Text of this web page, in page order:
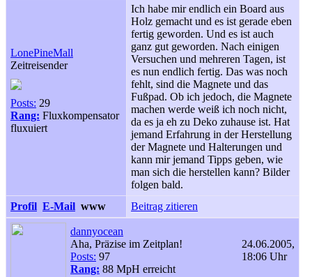
LonePineMall
Zeitreisender
Posts: 29
Rang: Fluxkompensator
fluxuiert
Ich habe mir endlich ein Board aus
Holz gemacht und es ist gerade eben
fertig geworden. Und es ist auch
ganz gut geworden. Nach einigen
Versuchen und mehreren Tagen, ist
es nun endlich fertig. Das was noch
fehlt, sind die Magnete und das
Fußpad. Ob ich jedoch, die Magnete
machen werde weiß ich noch nicht,
da es ja eh zu Deko zuhause ist. Hat
jemand Erfahrung in der Herstellung
der Magnete und Halterungen und
kann mir jemand Tipps geben, wie
man sich die herstellen kann? Bilder
folgen bald.
Profil E-Mail www Beitrag zitieren
dannyocean
Aha, Präzise im Zeitplan!
Posts: 97
Rang: 88 MpH erreicht
24.06.2005,
18:06 Uhr